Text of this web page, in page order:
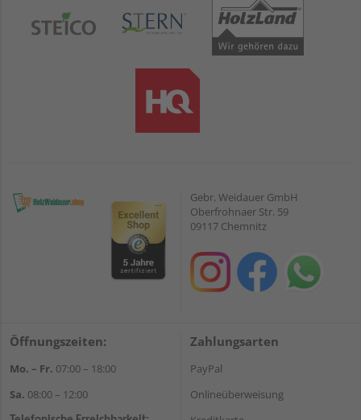
Gebr. Weidauer GmbH
Oberfrohnaer Str. 59
09117 Chemnitz
Öffnungszeiten:
Mo. – Fr. 07:00 – 18:00
Sa. 08:00 – 12:00
Zahlungsarten
PayPal
Onlineüberweisung